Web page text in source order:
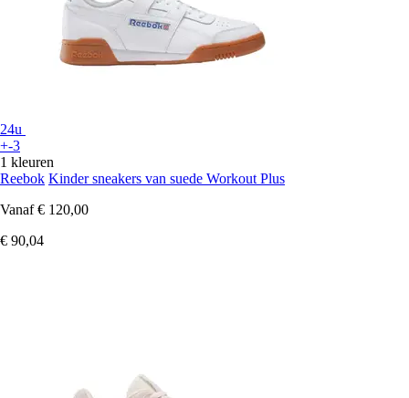
24u
+-3
1 kleuren
Reebok Kinder sneakers van suede Workout Plus
Vanaf € 120,00
€ 90,04